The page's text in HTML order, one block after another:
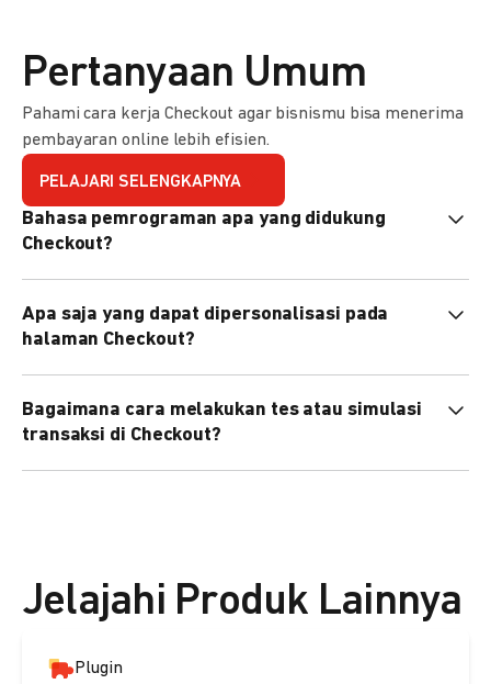
Pertanyaan Umum
Pahami cara kerja Checkout agar bisnismu bisa menerima
pembayaran online lebih efisien.
PELAJARI SELENGKAPNYA
Bahasa pemrograman apa yang didukung
Checkout?
PHP, Node.js, Go, dll).
Apa saja yang dapat dipersonalisasi pada
halaman Checkout?
preferensi bahasa, dan urutan metode pembayaran sesuai
kebutuhan brand Anda.
Bagaimana cara melakukan tes atau simulasi
transaksi di Checkout?
Jelajahi Produk Lainnya
Plugin